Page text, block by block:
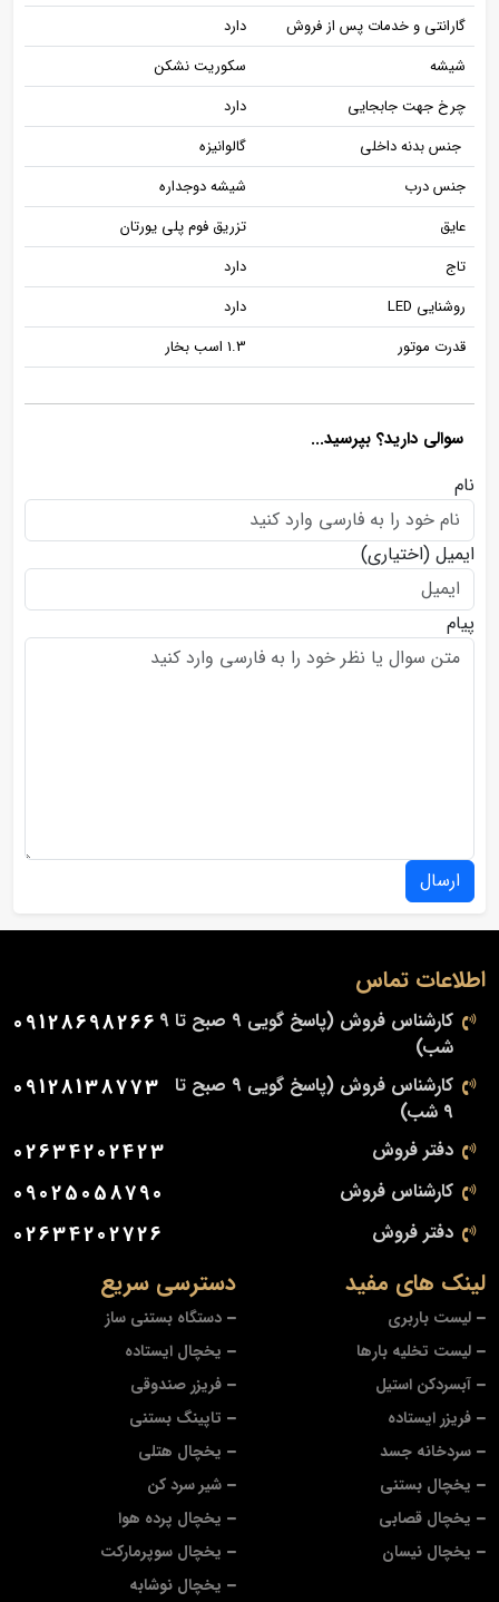
گارانتی و خدمات پس از فروش
دارد
شیشه
سکوریت نشکن
چرخ جهت جابجایی
دارد
جنس بدنه داخلی
گالوانیزه
جنس درب
شیشه دوجداره
عایق
تزریق فوم پلی یورتان
تاج
دارد
روشنایی LED
دارد
قدرت موتور
1.3 اسب بخار
سوالی دارید؟ بپرسید...
نام
ایمیل (اختیاری)
پیام
ارسال
دسترسی سریع
دستگاه بستنی ساز
یخچال ایستاده
فریزر صندوقی
تاپینگ بستنی
یخچال هتلی
شیر سرد کن
یخچال پرده هوا
یخچال سوپرمارکت
یخچال نوشابه
لینک های مفید
لیست باربری
لیست تخلیه بارها
آبسردکن استیل
فریزر ایستاده
سردخانه جسد
یخچال بستنی
یخچال قصابی
یخچال نیسان
اطلاعات تماس
کارشناس فروش (پاسخ گویی 9 صبح تا 9
شب)
09128698266
کارشناس فروش (پاسخ گویی 9 صبح تا
9 شب)
09128138773
دفتر فروش 02634202423
کارشناس فروش 09025058790
دفتر فروش 02634202726